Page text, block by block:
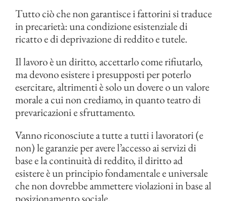
Tutto ciò che non garantisce i fattorini si traduce
in precarietà: una condizione esistenziale di
ricatto e di deprivazione di reddito e tutele.
Il lavoro è un diritto, accettarlo come rifiutarlo,
ma devono esistere i presupposti per poterlo
esercitare, altrimenti è solo un dovere o un valore
morale a cui non crediamo, in quanto teatro di
prevaricazioni e sfruttamento.
Vanno riconosciute a tutte a tutti i lavoratori (e
non) le garanzie per avere l’accesso ai servizi di
base e la continuità di reddito, il diritto ad
esistere è un principio fondamentale e universale
che non dovrebbe ammettere violazioni in base al
posizionamento sociale.